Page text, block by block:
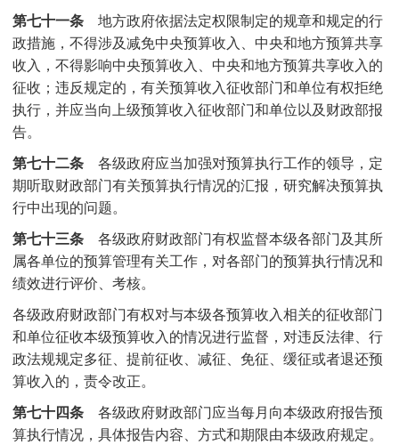
第七十一条地方政府依据法定权限制定的规章和规定的行
政措施，不得涉及减免中央预算收入、中央和地方预算共享
收入，不得影响中央预算收入、中央和地方预算共享收入的
征收；违反规定的，有关预算收入征收部门和单位有权拒绝
执行，并应当向上级预算收入征收部门和单位以及财政部报
告。
第七十二条各级政府应当加强对预算执行工作的领导，定
期听取财政部门有关预算执行情况的汇报，研究解决预算执
行中出现的问题。
第七十三条各级政府财政部门有权监督本级各部门及其所
属各单位的预算管理有关工作，对各部门的预算执行情况和
绩效进行评价、考核。
各级政府财政部门有权对与本级各预算收入相关的征收部门
和单位征收本级预算收入的情况进行监督，对违反法律、行
政法规规定多征、提前征收、减征、免征、缓征或者退还预
算收入的，责令改正。
第七十四条各级政府财政部门应当每月向本级政府报告预
算执行情况，具体报告内容、方式和期限由本级政府规定。